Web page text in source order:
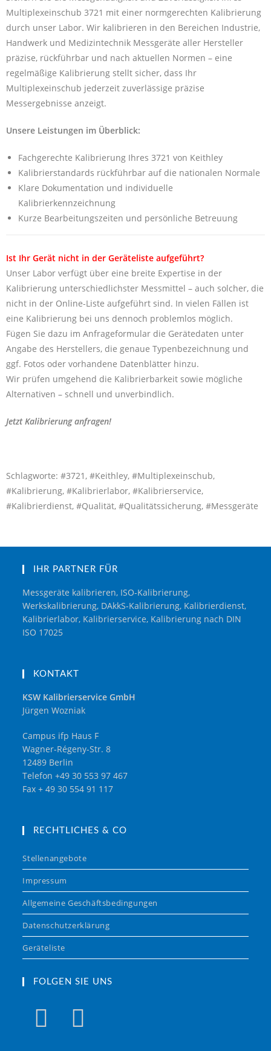
Multiplexeinschub 3721 mit einer normgerechten Kalibrierung
durch unser Labor. Wir kalibrieren in den Bereichen Industrie,
Handwerk und Medizintechnik Messgeräte aller Hersteller
präzise, rückführbar und nach aktuellen Normen – eine
regelmäßige Kalibrierung stellt sicher, dass Ihr
Multiplexeinschub jederzeit zuverlässige präzise
Messergebnisse anzeigt.
Unsere Leistungen im Überblick:
Fachgerechte Kalibrierung Ihres 3721 von Keithley
Kalibrierstandards rückführbar auf die nationalen Normale
Klare Dokumentation und individuelle
Kalibrierkennzeichnung
Kurze Bearbeitungszeiten und persönliche Betreuung
Ist Ihr Gerät nicht in der Geräteliste aufgeführt?
Unser Labor verfügt über eine breite Expertise in der
Kalibrierung unterschiedlichster Messmittel – auch solcher, die
nicht in der Online-Liste aufgeführt sind. In vielen Fällen ist
eine Kalibrierung bei uns dennoch problemlos möglich.
Fügen Sie dazu im Anfrageformular die Gerätedaten unter
Angabe des Herstellers, die genaue Typenbezeichnung und
ggf. Fotos oder vorhandene Datenblätter hinzu.
Wir prüfen umgehend die Kalibrierbarkeit sowie mögliche
Alternativen – schnell und unverbindlich.
Jetzt Kalibrierung anfragen!
Schlagworte: #3721, #Keithley, #Multiplexeinschub,
#Kalibrierung, #Kalibrierlabor, #Kalibrierservice,
#Kalibrierdienst, #Qualität, #Qualitätssicherung, #Messgeräte
IHR PARTNER FÜR
Messgeräte kalibrieren, ISO-Kalibrierung,
Werkskalibrierung, DAkkS-Kalibrierung, Kalibrierdienst,
Kalibrierlabor, Kalibrierservice, Kalibrierung nach DIN
ISO 17025
KONTAKT
KSW Kalibrierservice GmbH
Jürgen Wozniak
Campus ifp Haus F
Wagner-Régeny-Str. 8
12489 Berlin
Telefon +49 30 553 97 467
Fax + 49 30 554 91 117
RECHTLICHES & CO
Stellenangebote
Impressum
Allgemeine Geschäftsbedingungen
Datenschutzerklärung
Geräteliste
FOLGEN SIE UNS